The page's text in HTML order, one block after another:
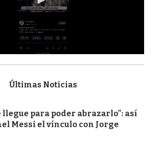
Últimas Noticias
llegue para poder abrazarlo": así
Messi el vínculo con Jorge